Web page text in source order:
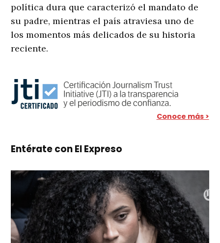
política dura que caracterizó el mandato de
su padre, mientras el país atraviesa uno de
los momentos más delicados de su historia
reciente.
Conoce más >
Entérate con El Expreso